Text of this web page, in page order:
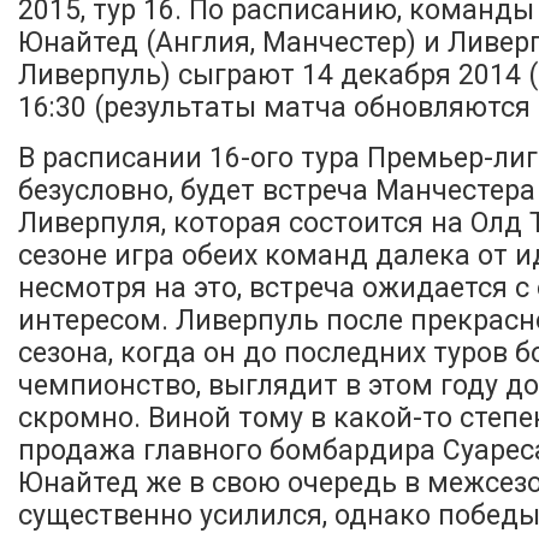
2015, тур 16. По расписанию,
Юнайтед (Англия, Манчестер) и
Ливерпуль) сыграют 14 декабря 2014
16:30 (результаты матча
В расписании 16-ого тура Премьер-
безусловно, будет встреча
Ливерпуля, которая состоится на
сезоне игра обеих команд далека от
несмотря на это, встреча ожидается
интересом. Ливерпуль после
сезона, когда он до последних туров
чемпионство, выглядит в этом году
скромно. Виной тому в какой-то
продажа главного бомбардира
Юнайтед же в свою очередь в
существенно усилился, однако